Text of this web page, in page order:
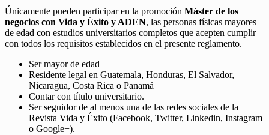
Únicamente pueden participar en la promoción Máster de los
negocios con Vida y Éxito y ADEN, las personas físicas mayores
de edad con estudios universitarios completos que acepten cumplir
con todos los requisitos establecidos en el presente reglamento.
Ser mayor de edad
Residente legal en Guatemala, Honduras, El Salvador,
Nicaragua, Costa Rica o Panamá
Contar con título universitario.
Ser seguidor de al menos una de las redes sociales de la
Revista Vida y Éxito (Facebook, Twitter, Linkedin, Instagram
o Google+).